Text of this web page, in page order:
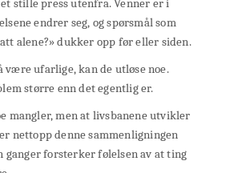
stille press utenfra. Venner er i
endrer seg, og spørsmål som
alene?» dukker opp før eller siden.
være ufarlige, kan de utløse noe.
større enn det egentlig er.
mangler, men at livsbanene utvikler
nettopp denne sammenligningen
ganger forsterker følelsen av at ting